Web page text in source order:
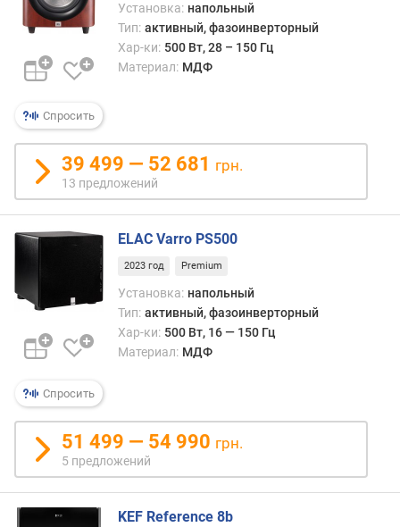
м
)
к
о
-
в
д
н
а
о
р
з
р
д
и
н
Спросить
Установка: напольный
Тип: активный, фазоинверторный
Хар-ки: 500 Вт, 28 – 150 Гц
Материал: МДФ
39 499 — 52 681 грн.
13 предложений
Спросить
ELAC Varro PS500
2023 год Premium
Установка: напольный
Тип: активный, фазоинверторный
Хар-ки: 500 Вт, 16 — 150 Гц
Материал: МДФ
51 499 — 54 990 грн.
5 предложений
KEF Reference 8b